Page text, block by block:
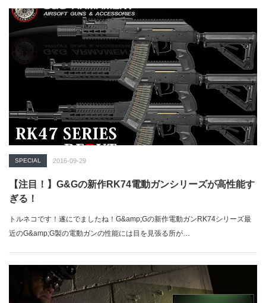
SPECIAL 2016-09-29
【注目！】G&Gの新作RK74電動ガンシリーズが高性能す
ぎる！
トルネコです！遂にでましたね！G&amp;Gの新作電動ガンRK74シリーズ最
近のG&amp;G製の電動ガンの性能には目を見張る所が…